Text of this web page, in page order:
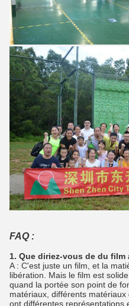
FAQ :
1. Que diriez-vous de du
A : C'est juste un film, et la
libération. Mais le film est
quand la portée son point de
matériaux, différents
ont différentes représentations